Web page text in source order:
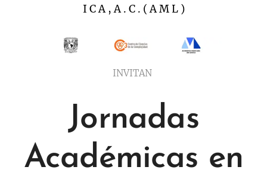
I C A , A . C . ( A M L )
INVITAN
Jornadas
Académicas en